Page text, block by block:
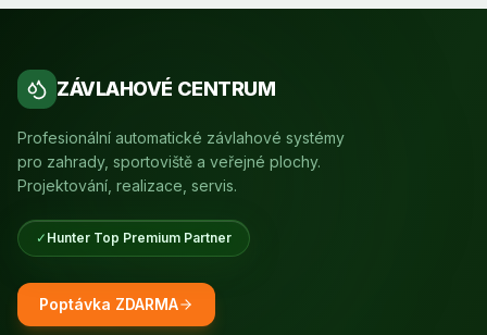
ZÁVLAHOVÉ CENTRUM
Profesionální automatické závlahové systémy
pro zahrady, sportoviště a veřejné plochy.
Projektování, realizace, servis.
✓ Hunter Top Premium Partner
Poptávka ZDARMA